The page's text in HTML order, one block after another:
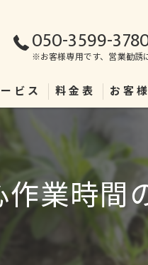
050-3599-
※お客様専用です、営業勧誘
ビス 料金表 お客
業時間